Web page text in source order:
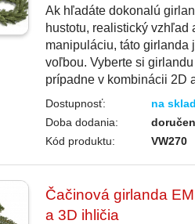
Ak hľadáte dokonalú
hustotu, realistický vzhľad
manipuláciu, táto girlanda
voľbou. Vyberte si
prípadne v kombinácii 2D
Dostupnosť:
na
Doba dodania:
Kód produktu:
VW270
Čačinová girlanda
a 3D ihličia